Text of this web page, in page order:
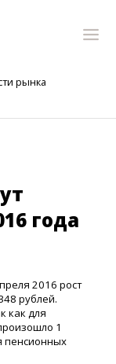
рынка
года
2016 рост
рублей.
как для
1
пенсионных